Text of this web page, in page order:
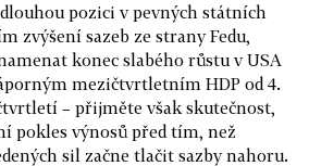
pozici v pevných státních
zvýšení sazeb ze strany Fedu,
konec slabého růstu v USA
mezičtvrtletním HDP od 4.
– přijměte však skutečnost,
pokles výnosů před tím, než
sil začne tlačit sazby nahoru.